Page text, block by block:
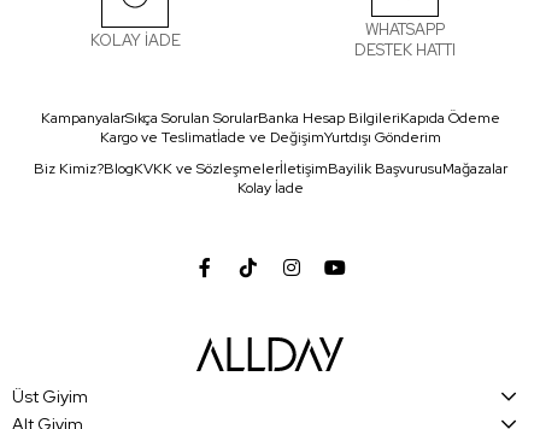
KOLAY İADE
WHATSAPP
DESTEK HATTI
KampanyalarSıkça Sorulan SorularBanka Hesap BilgileriKapıda Ödeme
Kargo ve Teslimatİade ve DeğişimYurtdışı Gönderim
Biz Kimiz?BlogKVKK ve SözleşmelerİletişimBayilik BaşvurusuMağazalar
Kolay İade
Üst Giyim